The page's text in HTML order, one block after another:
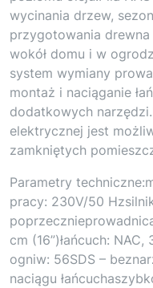
wycinania drzew,
przygotowania
wokół domu i w
system wymiany
montaż i naciąganie
dodatkowych
elektrycznej jest
zamkniętych
Parametry
pracy: 230V/50
cm (16”)łańcuch:
ogniw: 56SDS –
naciągu